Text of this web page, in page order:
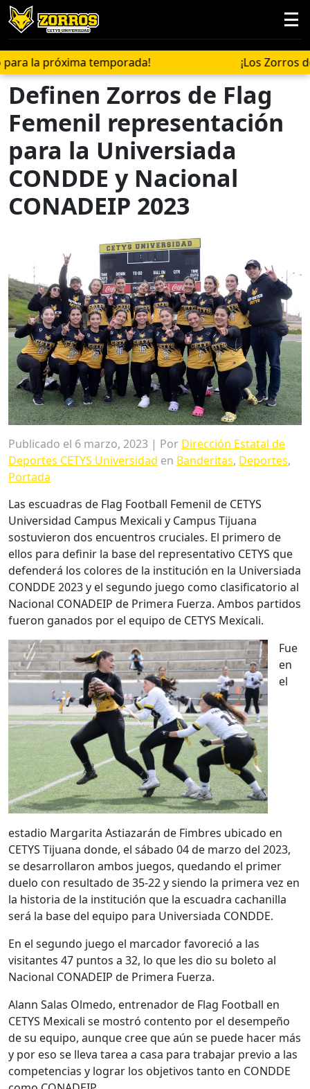
la próxima temporada! ¡Los Zorros de
Definen Zorros de Flag
Femenil representación
para la Universiada
CONDDE y Nacional
CONADEIP 2023
Publicado el 6 marzo, 2023 | Por Dirección Estatal de
Deportes CETYS Universidad en Banderitas, Deportes,
Portada
Las escuadras de Flag Football Femenil de CETYS
Universidad Campus Mexicali y Campus Tijuana
sostuvieron dos encuentros cruciales. El primero de
ellos para definir la base del representativo CETYS que
defenderá los colores de la institución en la Universiada
CONDDE 2023 y el segundo juego como clasificatorio al
Nacional CONADEIP de Primera Fuerza. Ambos partidos
fueron ganados por el equipo de CETYS Mexicali.
Fue
en
el
estadio Margarita Astiazarán de Fimbres ubicado en
CETYS Tijuana donde, el sábado 04 de marzo del 2023,
se desarrollaron ambos juegos, quedando el primer
duelo con resultado de 35-22 y siendo la primera vez en
la historia de la institución que la escuadra cachanilla
será la base del equipo para Universiada CONDDE.
En el segundo juego el marcador favoreció a las
visitantes 47 puntos a 32, lo que les dio su boleto al
Nacional CONADEIP de Primera Fuerza.
Alann Salas Olmedo, entrenador de Flag Football en
CETYS Mexicali se mostró contento por el desempeño
de su equipo, aunque cree que aún se puede hacer más
y por eso se lleva tarea a casa para trabajar previo a las
competencias y lograr los objetivos tanto en CONDDE